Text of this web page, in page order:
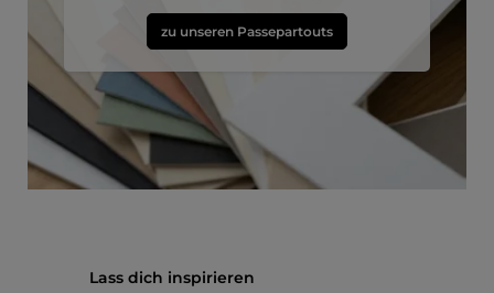
zu unseren Passepartouts
Produktgalerie überspringen
Lass dich inspirieren